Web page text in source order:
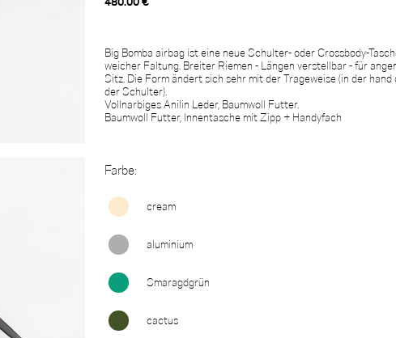
Big Bomba airbag ist eine neue Schulter- oder Crossbody-
weicher Faltung. Breiter Riemen - Längen verstellbar - für
Sitz. Die Form ändert sich sehr mit der Trageweise (in der hand
der Schulter).
Vollnarbiges Anilin Leder, Baumwoll Futter.
Baumwoll Futter, Innentasche mit Zipp + Handyfach
Farbe:
cream
aluminium
Smaragdgrün
cactus